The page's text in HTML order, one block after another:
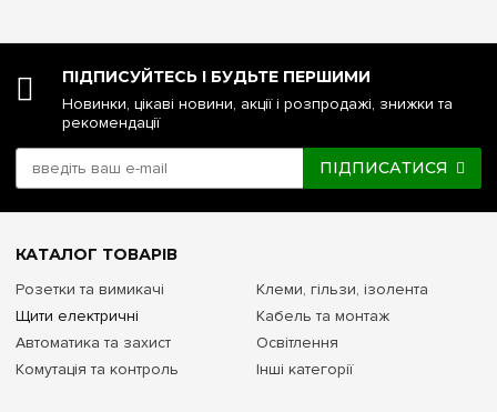
ПІДПИСУЙТЕСЬ І БУДЬТЕ ПЕРШИМИ
Новинки, цікаві новини, акції і розпродажі, знижки та
рекомендації
ПІДПИСАТИСЯ
КАТАЛОГ ТОВАРІВ
Розетки та вимикачі
Щити електричні
Автоматика та захист
Комутація та контроль
Клеми, гільзи, ізолента
Кабель та монтаж
Освітлення
Інші категорії